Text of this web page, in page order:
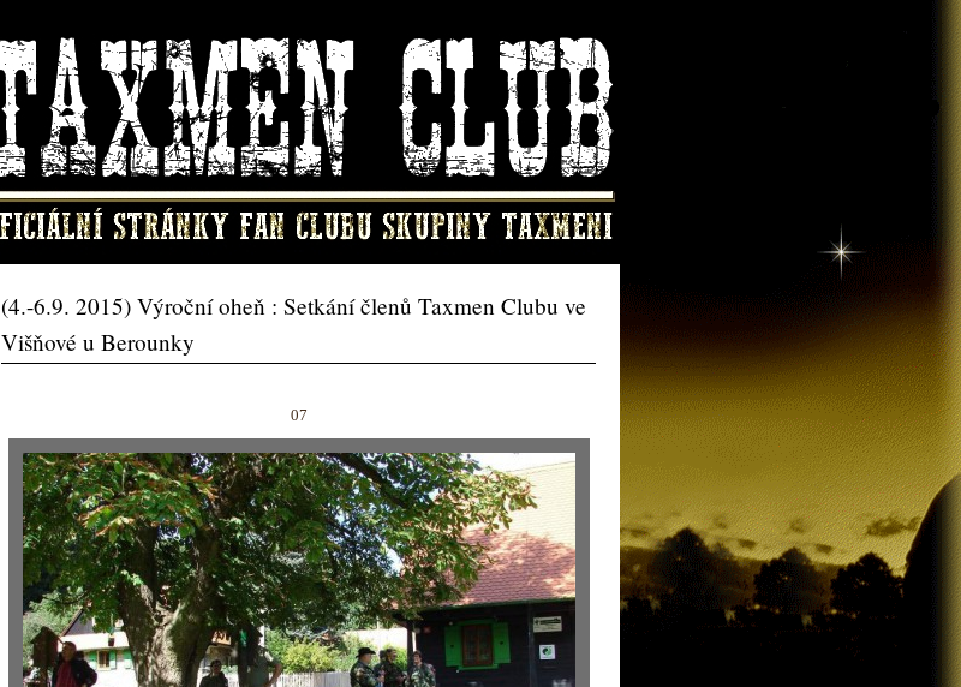
(4.-6.9. 2015) Výroční oheň : Setkání členů Taxmen Clubu ve
Višňové u Berounky
07